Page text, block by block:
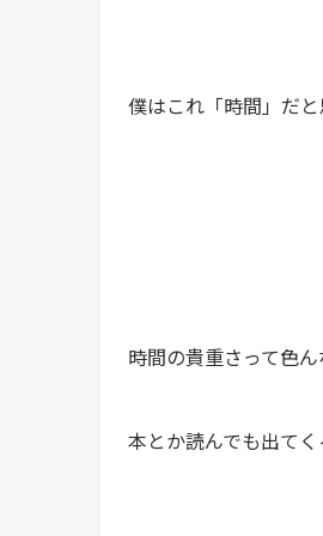
僕はこれ「時間」だと
時間の貴重さって色ん
本とか読んでも出て